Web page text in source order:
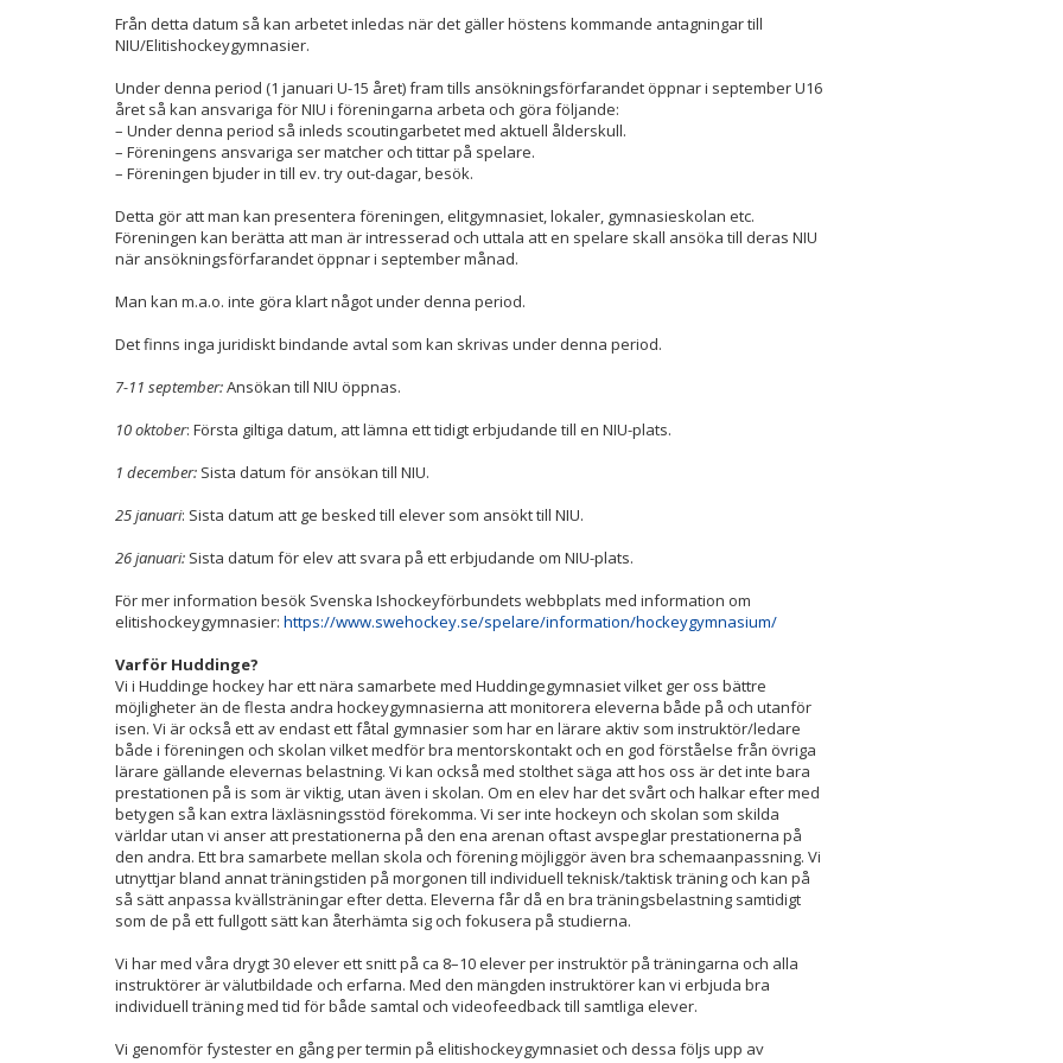
Från detta datum så kan arbetet inledas när det gäller höstens kommande antagningar till
NIU/Elitishockeygymnasier.
Under denna period (1 januari U-15 året) fram tills ansökningsförfarandet öppnar i september U16
året så kan ansvariga för NIU i föreningarna arbeta och göra följande:
– Under denna period så inleds scoutingarbetet med aktuell ålderskull.
– Föreningens ansvariga ser matcher och tittar på spelare.
– Föreningen bjuder in till ev. try out-dagar, besök.
Detta gör att man kan presentera föreningen, elitgymnasiet, lokaler, gymnasieskolan etc.
Föreningen kan berätta att man är intresserad och uttala att en spelare skall ansöka till deras NIU
när ansökningsförfarandet öppnar i september månad.
Man kan m.a.o. inte göra klart något under denna period.
Det finns inga juridiskt bindande avtal som kan skrivas under denna period.
7-11 september:Ansökan till NIU öppnas.
10 oktober: Första giltiga datum, att lämna ett tidigt erbjudande till en NIU-plats.
1 december: Sista datum för ansökan till NIU.
25 januari: Sista datum att ge besked till elever som ansökt till NIU.
26 januari: Sista datum för elev att svara på ett erbjudande om NIU-plats.
För mer information besök Svenska Ishockeyförbundets webbplats med information om
elitishockeygymnasier: https://www.swehockey.se/spelare/information/hockeygymnasium/
Varför Huddinge?
Vi i Huddinge hockey har ett nära samarbete med Huddingegymnasiet vilket ger oss bättre
möjligheter än de flesta andra hockeygymnasierna att monitorera eleverna både på och utanför
isen. Vi är också ett av endast ett fåtal gymnasier som har en lärare aktiv som instruktör/ledare
både i föreningen och skolan vilket medför bra mentorskontakt och en god förståelse från övriga
lärare gällande elevernas belastning. Vi kan också med stolthet säga att hos oss är det inte bara
prestationen på is som är viktig, utan även i skolan. Om en elev har det svårt och halkar efter med
betygen så kan extra läxläsningsstöd förekomma. Vi ser inte hockeyn och skolan som skilda
världar utan vi anser att prestationerna på den ena arenan oftast avspeglar prestationerna på
den andra. Ett bra samarbete mellan skola och förening möjliggör även bra schemaanpassning. Vi
utnyttjar bland annat träningstiden på morgonen till individuell teknisk/taktisk träning och kan på
så sätt anpassa kvällsträningar efter detta. Eleverna får då en bra träningsbelastning samtidigt
som de på ett fullgott sätt kan återhämta sig och fokusera på studierna.
Vi har med våra drygt 30 elever ett snitt på ca 8–10 elever per instruktör på träningarna och alla
instruktörer är välutbildade och erfarna. Med den mängden instruktörer kan vi erbjuda bra
individuell träning med tid för både samtal och videofeedback till samtliga elever.
Vi genomför fystester en gång per termin på elitishockeygymnasiet och dessa följs upp av